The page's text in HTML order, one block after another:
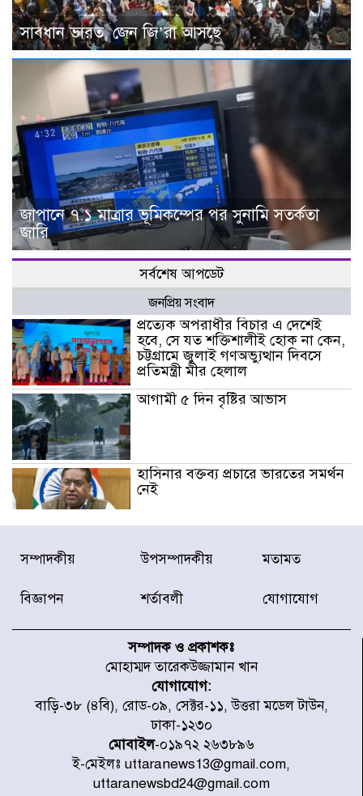
সাবধান ভারত, জেন জি’রা আসছে
জাপানে ৭.১ মাত্রার ভূমিকম্পের পর সুনামি সতর্কতা
জারি
সর্বশেষ আপডেট
জনপ্রিয় সংবাদ
প্রত্যেক অপরাধীর বিচার এ দেশেই
হবে, সে যত শক্তিশালীই হোক না কেন,
চট্টগ্রামে জুলাই গণঅভ্যুত্থান দিবসে
প্রতিমন্ত্রী মীর হেলাল
আগামী ৫ দিন বৃষ্টির আভাস
হাসিনার বক্তব্য প্রচারে ভারতের সমর্থন
নেই
জুলাই গণঅভ্যুত্থানে আহত যোদ্ধা
মিতুর খোঁজ নিলেন প্রধানমন্ত্রী
শহীদের তালিকা প্রকাশ করল JRA
জুলাই গণঅভ্যুত্থানে উত্তরায় সর্বকনিষ্ঠ
শহীদ জাবির ইব্রাহীম: এক শিশুর রক্তে
লেখা ইতিহাস
রাজধানীতে আজ বৃষ্টির সম্ভাবনা, যা
জানাল আবহাওয়া অধিদপ্তর
সম্পাদকীয় উপসম্পাদকীয় মতামত
বিজ্ঞাপন শর্তাবলী যোগাযোগ
সম্পাদক ও প্রকাশকঃ
মোহাম্মদ তারেকউজ্জামান খান
যোগাযোগ:
বাড়ি-৩৮ (৪বি), রোড-০৯, সেক্টর-১১, উত্তরা মডেল টাউন,
ঢাকা-১২৩০
মোবাইল-০১৯৭২ ২৬৩৮৯৬
ই-মেইলঃ uttaranews13@gmail.com,
uttaranewsbd24@gmail.com